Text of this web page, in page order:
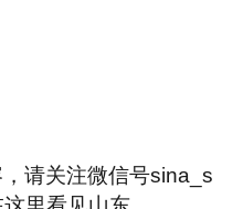
请关注微信号sina_s